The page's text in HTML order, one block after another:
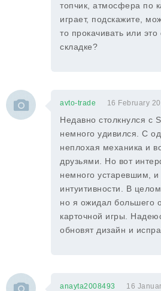
топчик, атмосфера по
играет, подскажите,
то прокачивать или это
складке?
avto-trade 16 February
Недавно столкнулся с
немного удивился. С
неплохая механика и
друзьями. Но вот
немного устаревшим,
интуитивности. В
но я ожидал большего
карточной игры.
обновят дизайн и
anayta2008493 16